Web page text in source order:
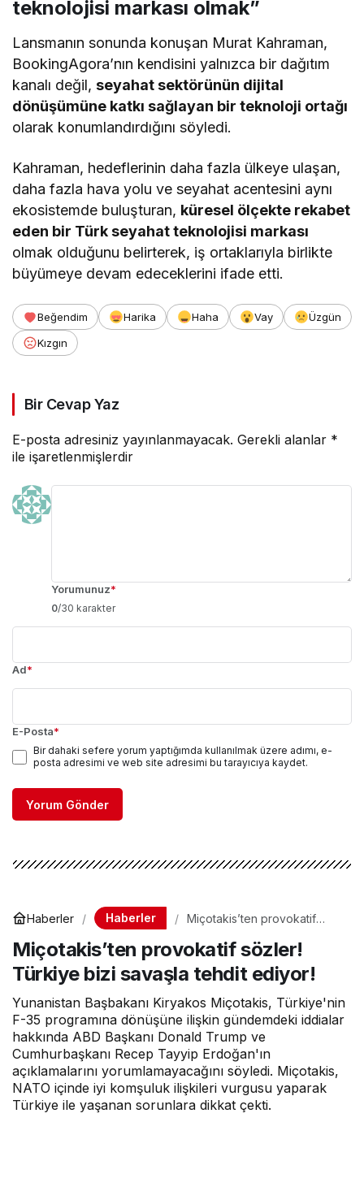
teknolojisi markası olmak”
Lansmanın sonunda konuşan Murat Kahraman,
BookingAgora’nın kendisini yalnızca bir dağıtım
kanalı değil,seyahat sektörünün dijital
dönüşümüne katkı sağlayan bir teknoloji ortağı
olarak konumlandırdığını söyledi.
Kahraman, hedeflerinin daha fazla ülkeye ulaşan,
daha fazla hava yolu ve seyahat acentesini aynı
ekosistemde buluşturan, küresel ölçekte rekabet
eden bir Türk seyahat teknolojisi markası
olmak olduğunu belirterek, iş ortaklarıyla birlikte
büyümeye devam edeceklerini ifade etti.
Beğendim Harika Haha Vay
Üzgün
Kızgın
Bir Cevap Yaz
E-posta adresiniz yayınlanmayacak. Gerekli alanlar *
ile işaretlenmişlerdir
Yorumunuz*
0/30 karakter
Ad*
E-Posta*
Bir dahaki sefere yorum yaptığımda kullanılmak üzere adımı, e-
posta adresimi ve web site adresimi bu tarayıcıya kaydet.
Yorum Gönder
Haberler Haberler
Miçotakis’ten provokatif
tehdit ediyor!
Miçotakis’ten provokatif sözler!
Türkiye bizi savaşla tehdit ediyor!
Yunanistan Başbakanı Kiryakos Miçotakis, Türkiye'nin
F-35 programına dönüşüne ilişkin gündemdeki iddialar
hakkında ABD Başkanı Donald Trump ve
Cumhurbaşkanı Recep Tayyip Erdoğan'ın
açıklamalarını yorumlamayacağını söyledi. Miçotakis,
NATO içinde iyi komşuluk ilişkileri vurgusu yaparak
Türkiye ile yaşanan sorunlara dikkat çekti.